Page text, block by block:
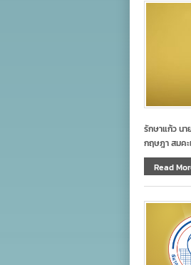
รักษาแก้ว น
กฤษฎา สมค
Read